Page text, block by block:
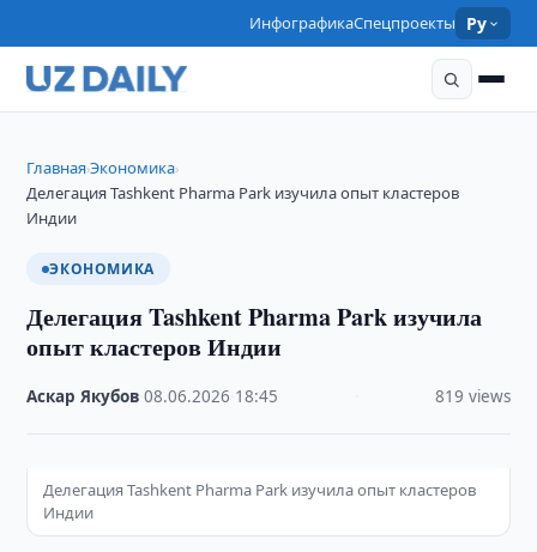
ИнфографикаСпецпроекты Ру
Главная›Экономика›
Делегация Tashkent Pharma Park изучила опыт кластеров
Индии
ЭКОНОМИКА
Делегация Tashkent Pharma Park изучила
опыт кластеров Индии
Аскар Якубов ·08.06.2026 18:45 819 views
Делегация Tashkent Pharma Park изучила опыт кластеров
Индии